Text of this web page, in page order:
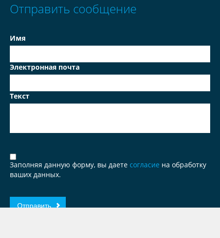
Отправить сообщение
Имя
Электронная почта
Текст
Заполняя данную форму, вы даете согласие на обработку
ваших данных.